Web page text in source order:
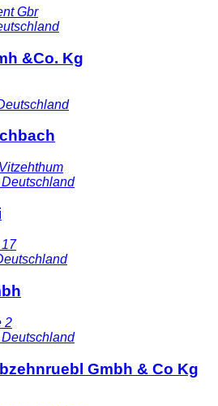
Gbr
&Co. Kg
Deutschland
2
Deutschland
Gmbh & Co Kg